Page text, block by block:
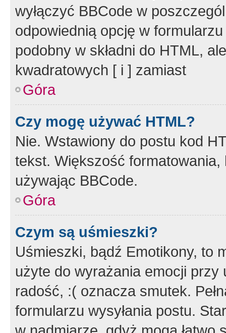
wyłączyć BBCode w
odpowiednią opcję w
podobny w składni do HTML,
kwadratowych [ i ] zamiast
Góra
Czy mogę używać HTML?
Nie. Wstawiony do postu kod
tekst. Większość
używając BBCode.
Góra
Czym są uśmieszki?
Uśmieszki, bądź Emotikony, to
użyte do wyrażania emocji
radość, :( oznacza smutek.
formularzu wysyłania postu.